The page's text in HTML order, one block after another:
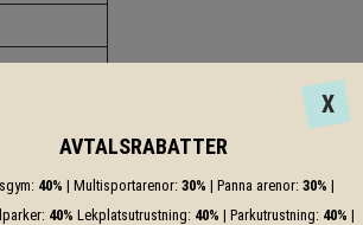
X
AVTALSRABATTER
40% | Multisportarenor: 30% | Panna arenor: 30% |
40% Lekplatsutrustning: 40% | Parkutrustning: 40% |